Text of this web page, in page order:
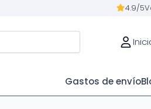
4.9/5
Gastos de envío